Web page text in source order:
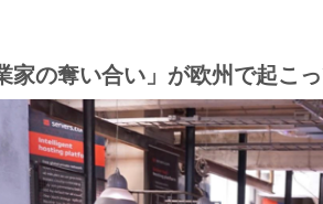
家の奪い合い」が欧州で起こ